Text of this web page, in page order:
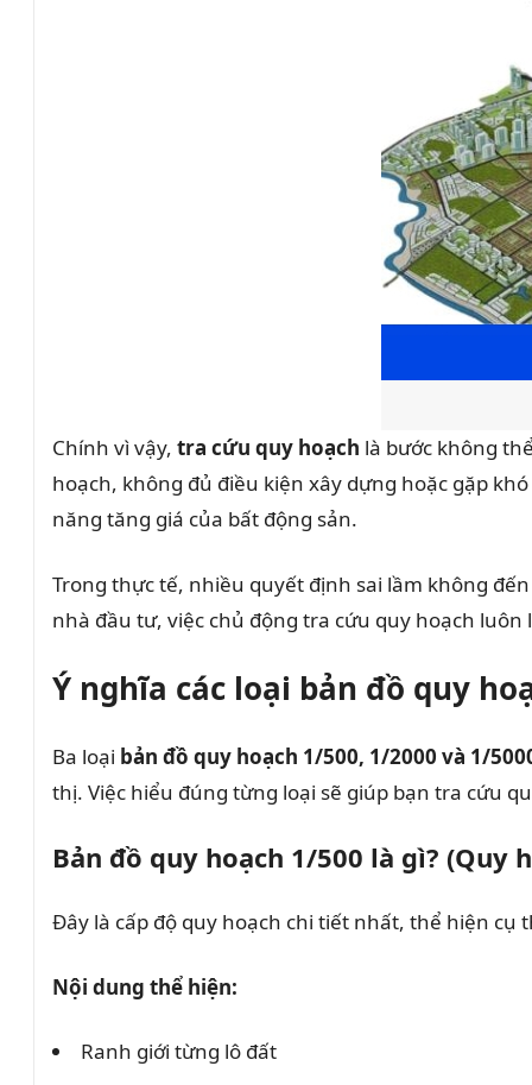
Chính vì vậy, tra cứu quy hoạch là bước không
hoạch, không đủ điều kiện xây dựng hoặc gặp
năng tăng giá của bất động sản.
Trong thực tế, nhiều quyết định sai lầm không
nhà đầu tư, việc chủ động tra cứu quy hoạch
Ý nghĩa các loại bản đồ quy
Ba loại bản đồ quy hoạch 1/500, 1/2000 và 1/
thị. Việc hiểu đúng từng loại sẽ giúp bạn tra cứu
Bản đồ quy hoạch 1/500 là gì? (Quy
Đây là cấp độ quy hoạch chi tiết nhất, thể hiện
Nội dung thể hiện:
Ranh giới từng lô đất